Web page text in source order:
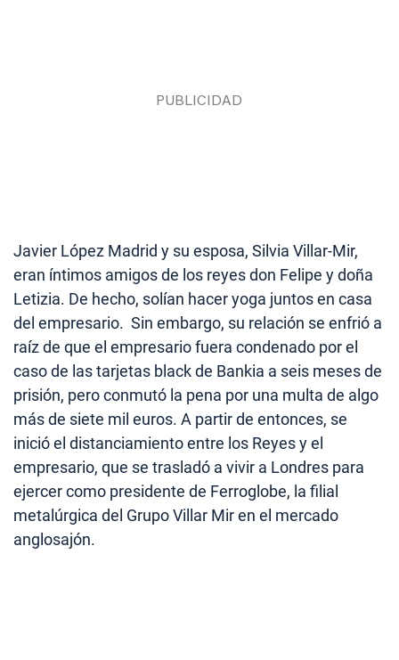
Javier López Madrid y su esposa, Silvia Villar-Mir,
eran íntimos amigos de los reyes don Felipe y doña
Letizia. De hecho, solían hacer yoga juntos en casa
del empresario. Sin embargo, su relación se enfrió a
raíz de que el empresario fuera condenado por el
caso de las tarjetas black de Bankia a seis meses de
prisión, pero conmutó la pena por una multa de algo
más de siete mil euros. A partir de entonces, se
inició el distanciamiento entre los Reyes y el
empresario, que se trasladó a vivir a Londres para
ejercer como presidente de Ferroglobe, la filial
metalúrgica del Grupo Villar Mir en el mercado
anglosajón.